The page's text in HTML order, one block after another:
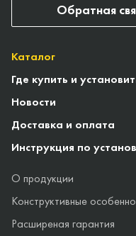
Каталог
Где купить и
Новости
Доставка и оплата
Инструкция по
О продукции
Конструктивные
Расширеная гарантия
Обратная